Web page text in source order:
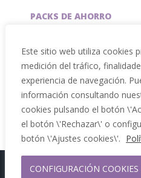
Este sitio web utiliza cookies
medición del tráfico,
experiencia de navegación.
información consultando
cookies pulsando el botón
el botón \'Rechazar\' o
botón \'Ajustes cookies\'.
CONFIGURACIÓN COOKIES
PACKS DE AHORRO
Servicios especiales
Copyright